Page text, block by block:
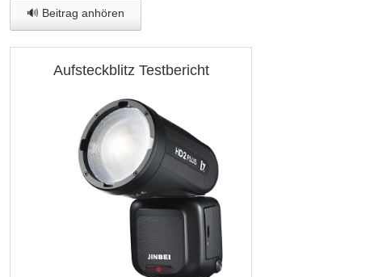
🔊 Beitrag anhören
Aufsteckblitz Testbericht